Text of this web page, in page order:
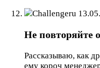
Challengeru
Не повторяйте
Рассказываю, как
ему короч